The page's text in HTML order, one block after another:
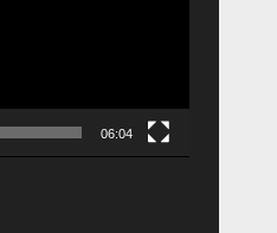
06:04